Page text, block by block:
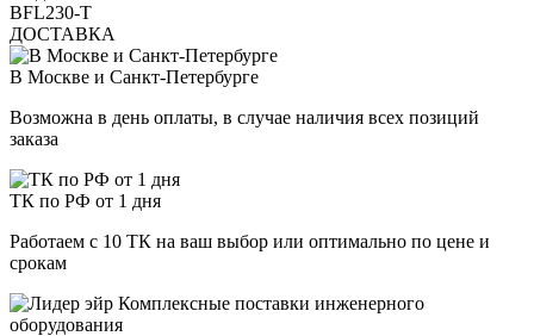
BFL230-T
ДОСТАВКА
В Москве и Санкт-Петербурге
Возможна в день оплаты, в случае наличия всех позиций
заказа
ТК по РФ от 1 дня
Работаем с 10 ТК на ваш выбор или оптимально по цене и
срокам
Комплексные поставки инженерного
оборудования